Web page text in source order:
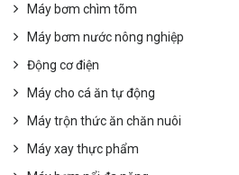
Máy bơm chìm tõm
Máy bơm nước nông nghiệp
Động cơ điện
Máy cho cá ăn tự động
Máy trộn thức ăn chăn nuôi
Máy xay thực phẩm